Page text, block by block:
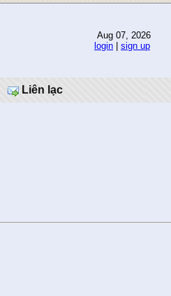
Aug 07, 2026
login
sign up
Liên lạc